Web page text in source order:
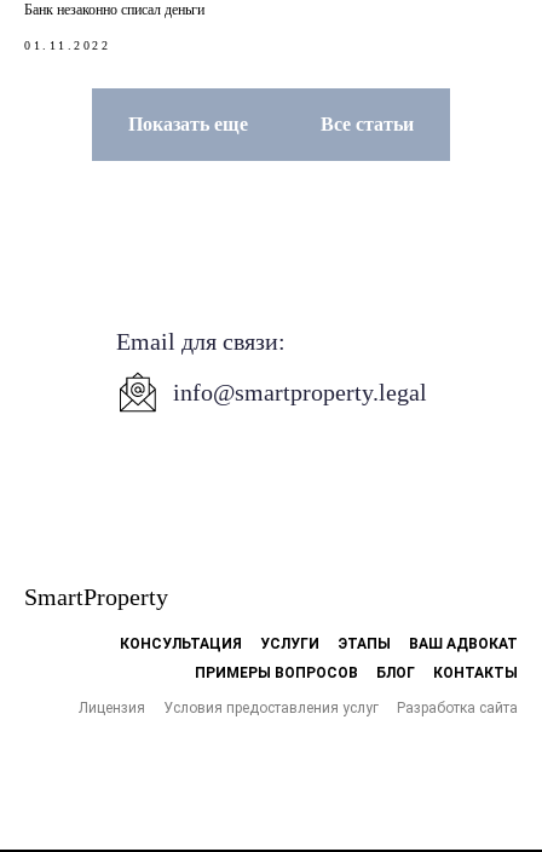
Банк незаконно списал деньги
01.11.2022
Показать еще Все статьи
Email для связи:
info@smartproperty.legal
SmartProperty
КОНСУЛЬТАЦИЯ УСЛУГИ ЭТАПЫ
ВАШ АДВОКАТ
ПРИМЕРЫ ВОПРОСОВ
БЛОГ КОНТАКТЫ
Лицензия Условия предоставления услуг Разработка сайта